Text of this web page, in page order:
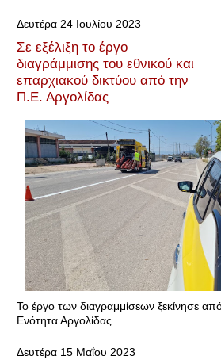
Δευτέρα 24 Ιουλίου 2023
Σε εξέλιξη το έργο
διαγράμμισης του εθνικού και
επαρχιακού δικτύου από την
Π.Ε. Αργολίδας
Το έργο των διαγραμμίσεων ξεκίνησε
Ενότητα Αργολίδας.
Δευτέρα 15 Μαΐου 2023